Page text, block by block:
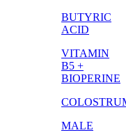
BUTYRIC
ACID
VITAMIN
B5 +
BIOPERINE
MALE